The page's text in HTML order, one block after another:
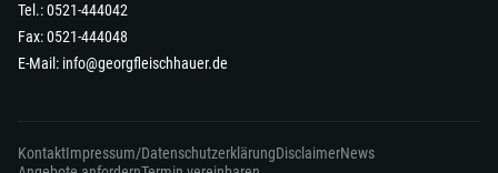
Tel.: 0521-444042
Fax: 0521-444048
E-Mail: info@georgfleischhauer.de
KontaktImpressum/DatenschutzerklärungDisclaimerNews